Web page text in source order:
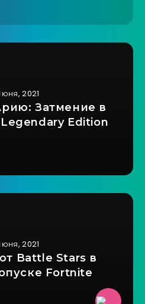
2021
Затмение в
Edition
2021
Battle Stars в
Fortnite